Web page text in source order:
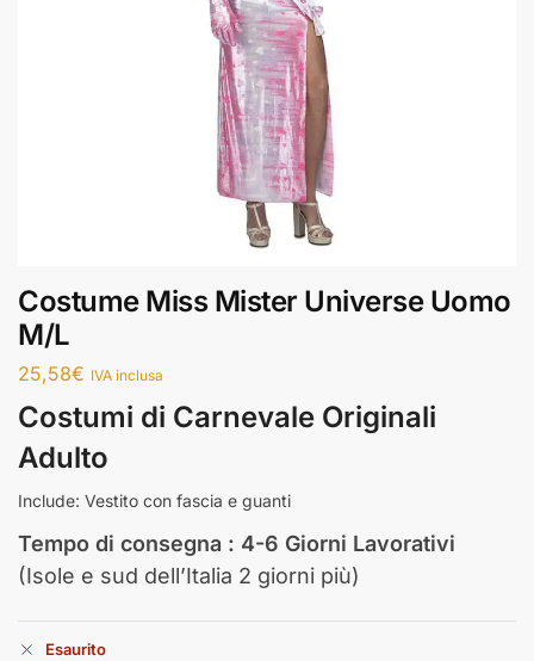
Costume Miss Mister Universe Uomo
M/L
25,58€ IVA inclusa
Costumi di Carnevale Originali
Adulto
Include: Vestito con fascia e guanti
Tempo di consegna : 4-6 Giorni Lavorativi
(Isole e sud dell’Italia 2 giorni più)
Esaurito